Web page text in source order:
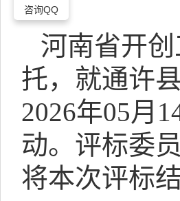
河南省开
托，就通许县
2026年05月
动。评标委
将本次评标
咨询QQ